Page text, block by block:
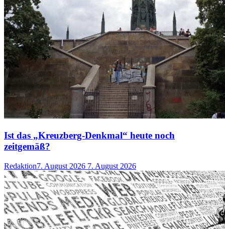
Ist das „Kreuzberg-Denkmal“ heute noch
zeitgemäß?
Redaktion7. August 2026 7. August 2026